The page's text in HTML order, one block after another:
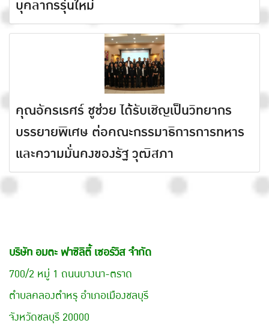
บุคลากรรุ่นใหม่
คุณอัครเรศร์ ชูช่วย ได้รับเชิญเป็นวิทยากร
บรรยายพิเศษ ต่อคณะกรรมาธิการการทหาร
และความมั่นคงของรัฐ วุฒิสภา
บริษัท อมตะ ฟาซิลิตี้ เซอร์วิส จำกัด
700/2 หมู่ 1 ถนนบางนา-ตราด
ตำบลคลองตำหรุ อำเภอเมืองชลบุรี
จังหวัดชลบุรี 20000